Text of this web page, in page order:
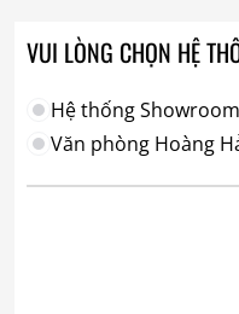
VUI LÒNG CHỌN HỆ
Hệ thống Showroom
Văn phòng Hoàng